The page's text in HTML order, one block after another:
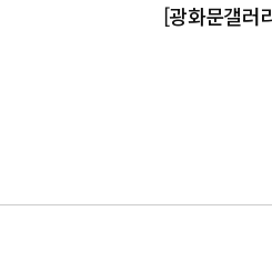
[광화문갤러
는 4인의 대…